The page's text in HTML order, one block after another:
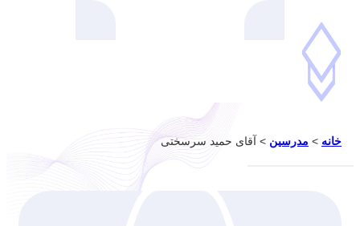
خانه > مدرسین > آقای حمید سرسختی